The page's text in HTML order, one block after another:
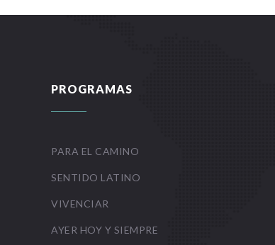
PROGRAMAS
PARA EL CAMINO
SENTIDO LATINO
VIVENCIAR
AYER HOY Y SIEMPRE